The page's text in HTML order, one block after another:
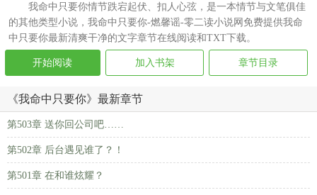
我命中只要你情节跌宕起伏、扣人心弦，是一本情节与文笔俱佳
的其他类型小说，我命中只要你-燃馨谣-零二读小说网免费提供我命
中只要你最新清爽干净的文字章节在线阅读和TXT下载。
开始阅读 加入书架 章节目录
《我命中只要你》最新章节
第503章 送你回公司吧……
第502章 后台遇见谁了？！
第501章 在和谁炫耀？